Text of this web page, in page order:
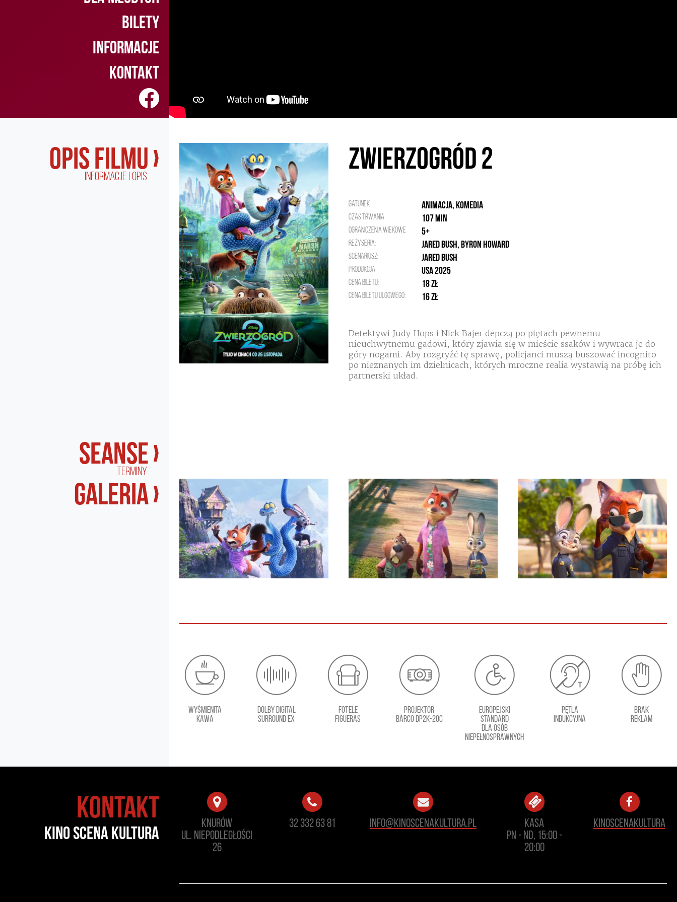
bilety
Informacje
Kontakt
opis filmu ›
informacje i opis
Zwierzogród 2
Gatunek Animacja, Komedia
Czas trwania 107 min
Ograniczenia wiekowe 5+
Reżyseria: Jared Bush, Byron Howard
Scenariusz: Jared Bush
Produkcja USA 2025
Cena biletu: 18 zł
Cena biletu ulgowego: 16 zł
Detektywi Judy Hops i Nick Bajer depczą po piętach pewnemu
nieuchwytnemu gadowi, który zjawia się w mieście ssaków i wywraca je do
góry nogami. Aby rozgryźć tę sprawę, policjanci muszą buszować incognito
po nieznanych im dzielnicach, których mroczne realia wystawią na próbę ich
partnerski układ.
seanse ›
terminy
galeria ›
wyśmienita
kawa
Dolby Digital
Surround Ex
FOTELE
FIGUERAS
PROJEKTOR
Barco DP2K-20C
europejski
standard
dla osób
niepełnosprawnych
pętla
indukcyjna
brak
reklam
Kontakt
kino scena kultura
Knurów
ul. Niepodległości
26
32 332 63 81 info@kinoscenakultura.pl
Kasa
pn - nd, 15:00 -
20:00
KinoScenaKultura